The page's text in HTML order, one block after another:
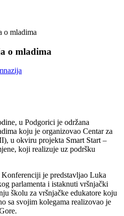
o mladima
o mladima
u Podgorici je održana
koju je organizovao Centar za
u okviru projekta Smart Start –
koji realizuje uz podršku
je predstavljao Luka
parlamenta i istaknuti vršnjački
školu za vršnjačke edukatore koju
sa svojim kolegama realizovao je